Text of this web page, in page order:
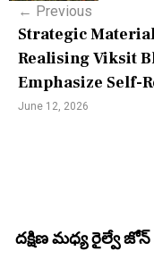
n
a
v
t
← Previous
Strategic
Realising Viksit
Emphasize Self-
June 12, 2026
దక్షిణ మధ్య రైల్వే